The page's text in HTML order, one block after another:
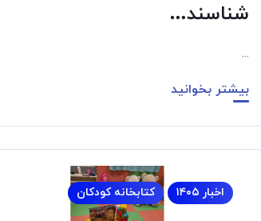
شناسند…
...
بیشتر بخوانید
اخبار ۱۴۰۵ کتابخانه کودکان